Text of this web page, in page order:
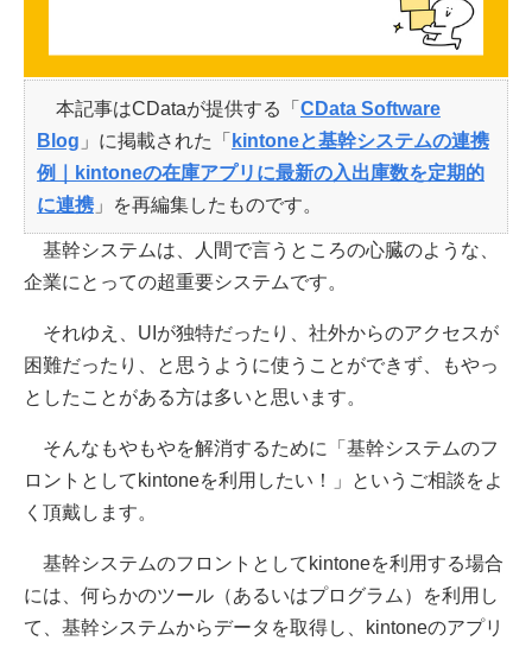
本記事はCDataが提供する「 CData Software
Blog 」に掲載された「 kintoneと基幹システムの連携
例｜kintoneの在庫アプリに最新の入出庫数を定期的
に連携 」を再編集したものです。
基幹システムは、人間で言うところの心臓のような、
企業にとっての超重要システムです。
それゆえ、UIが独特だったり、社外からのアクセスが
困難だったり、と思うように使うことができず、もやっ
としたことがある方は多いと思います。
そんなもやもやを解消するために「基幹システムのフ
ロントとしてkintoneを利用したい！」というご相談をよ
く頂戴します。
基幹システムのフロントとしてkintoneを利用する場合
には、何らかのツール（あるいはプログラム）を利用し
て、基幹システムからデータを取得し、kintoneのアプリ